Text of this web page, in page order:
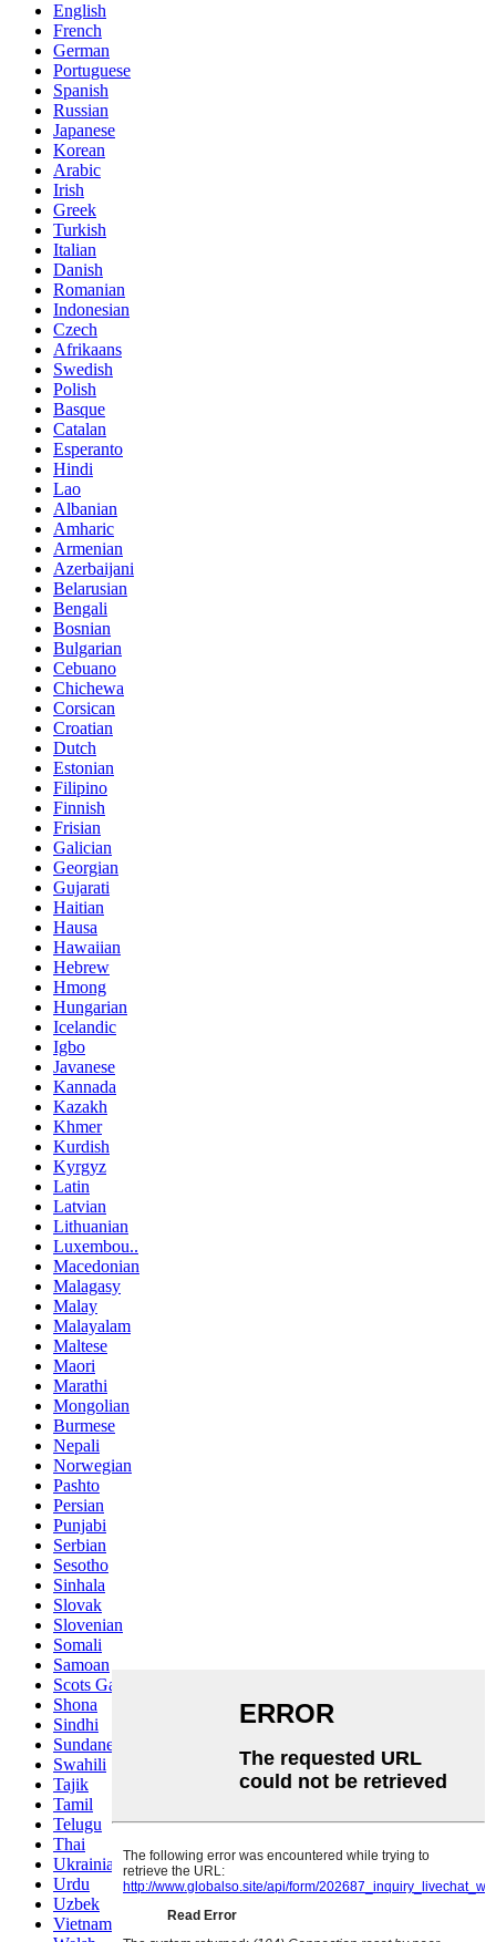
English
French
German
Portuguese
Spanish
Russian
Japanese
Korean
Arabic
Irish
Greek
Turkish
Italian
Danish
Romanian
Indonesian
Czech
Afrikaans
Swedish
Polish
Basque
Catalan
Esperanto
Hindi
Lao
Albanian
Amharic
Armenian
Azerbaijani
Belarusian
Bengali
Bosnian
Bulgarian
Cebuano
Chichewa
Corsican
Croatian
Dutch
Estonian
Filipino
Finnish
Frisian
Galician
Georgian
Gujarati
Haitian
Hausa
Hawaiian
Hebrew
Hmong
Hungarian
Icelandic
Igbo
Javanese
Kannada
Kazakh
Khmer
Kurdish
Kyrgyz
Latin
Latvian
Lithuanian
Luxembou..
Macedonian
Malagasy
Malay
Malayalam
Maltese
Maori
Marathi
Mongolian
Burmese
Nepali
Norwegian
Pashto
Persian
Punjabi
Serbian
Sesotho
Sinhala
Slovak
Slovenian
Somali
Samoan
Scots Gaelic
Shona
Sindhi
Sundanese
Swahili
Tajik
Tamil
Telugu
Thai
Ukrainian
Urdu
Uzbek
Vietnamese